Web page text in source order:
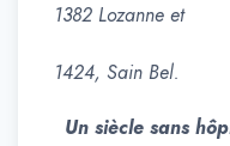
1382 Lozanne et
1424, Sain Bel.
Un siècle sans